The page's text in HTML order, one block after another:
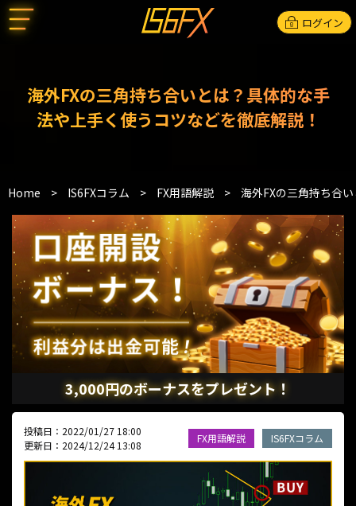
ログイン
海外FXの三角持ち合いとは？具体的な手
法や上手く使うコツなどを徹底解説！
Home > IS6FXコラム > FX用語解説 > 海外FXの三角持ち合
3,000円のボーナスをプレゼント！
投稿日：2022/01/27 18:00
更新日：2024/12/24 13:08
FX用語解説 IS6FXコラム